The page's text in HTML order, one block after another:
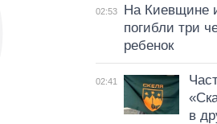
02:53
На Киевщине
погибли три
ребенок
02:41
в